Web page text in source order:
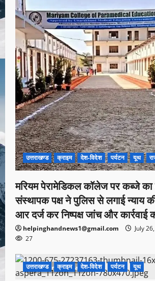
उत्तराखण्ड क्राइम देश-विदेश पर्यटन यूथ
मरियम पेरामेडिकल कॉलेज पर कब्जे
संस्थापक पक्ष ने पुलिस से लगाई न्याय
आर दर्ज कर निष्पक्ष जांच और कार्रवाई
helpinghandnews1@gmail.com July
27
1 minute read
उत्तराखण्ड क्राइम देश-विदेश पर्यटन यूथ